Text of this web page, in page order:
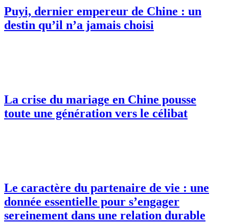
Puyi, dernier empereur de Chine : un
destin qu’il n’a jamais choisi
La crise du mariage en Chine pousse
toute une génération vers le célibat
Le caractère du partenaire de vie : une
donnée essentielle pour s’engager
sereinement dans une relation durable